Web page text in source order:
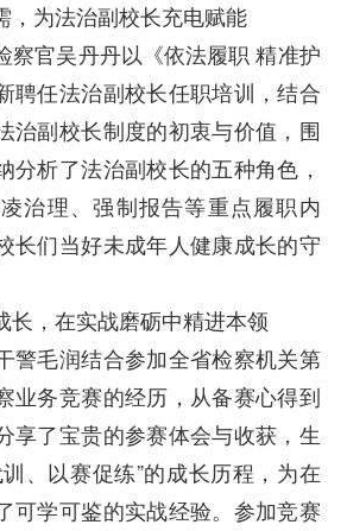
为法治副校长充电赋能
官吴丹丹以《依法履职 精准护
聘任法治副校长任职培训，结合
治副校长制度的初衷与价值，围
分析了法治副校长的五种角色，
治理、强制报告等重点履职内
长们当好未成年人健康成长的守
，在实战磨砺中精进本领
毛润结合参加全省检察机关第
业务竞赛的经历，从备赛心得到
享了宝贵的参赛体会与收获，生
、以赛促练”的成长历程，为在
可学可鉴的实战经验。参加竞赛